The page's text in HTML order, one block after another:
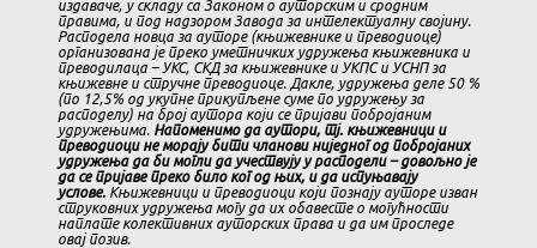
издаваче, у складу са Законом о ауторским и сродним
правима, и под надзором Завода за интелектуалну својину.
Расподела новца за ауторе (књижевнике и преводиоце)
организована је преко уметничких удружења књижевника и
преводилаца – УКС, СКД за књижевнике и УКПС и УСНП за
књижевне и стручне преводиоце. Дакле, удружења деле 50 %
(по 12,5% од укупне прикупљене суме по удружењу за
расподелу) на број аутора који се пријави побројаним
удружењима. Напоменимо да аутори, тј. књижевници и
преводиоци не морају бити чланови ниједног од побројаних
удружења да би могли да учествују у расподели – довољно је
да се пријаве преко било ког од њих, и да испуњавају
услове. Књижевници и преводиоци који познају ауторе изван
струковних удружења могу да их обавесте о могућности
наплате колективних ауторских права и да им проследе
овај позив.